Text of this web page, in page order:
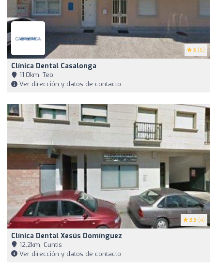
5 (5)
Clínica Dental Casalonga
11,0km, Teo
Ver dirección y datos de contacto
3.5 (4)
Clínica Dental Xesús Domínguez
12,2km, Cuntis
Ver dirección y datos de contacto